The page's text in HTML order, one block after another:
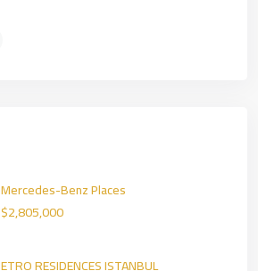
Mercedes-Benz Places
$2,805,000
ETRO RESIDENCES ISTANBUL